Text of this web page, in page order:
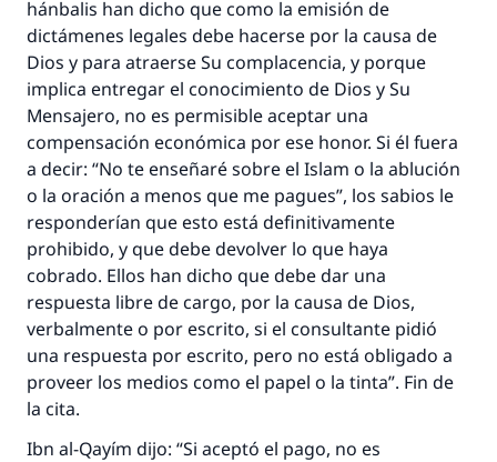
hánbalis han dicho que como la emisión de
dictámenes legales debe hacerse por la causa de
Dios y para atraerse Su complacencia, y porque
implica entregar el conocimiento de Dios y Su
Mensajero, no es permisible aceptar una
compensación económica por ese honor. Si él fuera
a decir: “No te enseñaré sobre el Islam o la ablución
o la oración a menos que me pagues”, los sabios le
responderían que esto está definitivamente
prohibido, y que debe devolver lo que haya
cobrado. Ellos han dicho que debe dar una
respuesta libre de cargo, por la causa de Dios,
verbalmente o por escrito, si el consultante pidió
una respuesta por escrito, pero no está obligado a
proveer los medios como el papel o la tinta”. Fin de
la cita.
Ibn al-Qayím dijo: “Si aceptó el pago, no es